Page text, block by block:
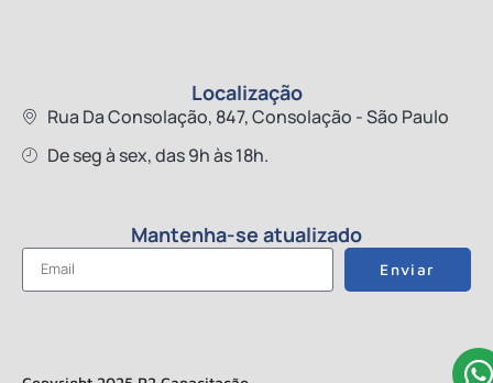
Localização
Rua Da Consolação, 847, Consolação - São Paulo
De seg à sex, das 9h às 18h.
Mantenha-se atualizado
Enviar